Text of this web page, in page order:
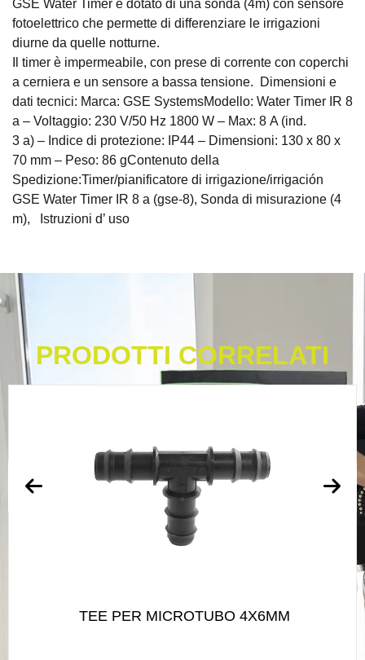
GSE Water Timer è dotato di una sonda (4m) con sensore
fotoelettrico che permette di differenziare le irrigazioni
diurne da quelle notturne.
Il timer è impermeabile, con prese di corrente con coperchi
a cerniera e un sensore a bassa tensione. Dimensioni e
dati tecnici: Marca: GSE SystemsModello: Water Timer IR 8
a – Voltaggio: 230 V/50 Hz 1800 W – Max: 8 A (ind.
3 a) – Indice di protezione: IP44 – Dimensioni: 130 x 80 x
70 mm – Peso: 86 gContenuto della
Spedizione:Timer/pianificatore di irrigazione/irrigación
GSE Water Timer IR 8 a (gse-8), Sonda di misurazione (4
m), Istruzioni d’ uso
PRODOTTI CORRELATI
TEE PER MICROTUBO 4X6MM